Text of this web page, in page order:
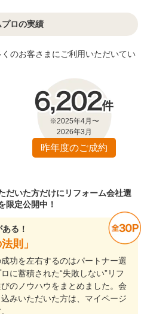
ロの実績
のお客さまにご利用いただいてい
※2025年4月〜
2026年3月
昨年度のご成約
だいた方だけにリフォーム会社選
限定公開中！
る！
則」
功を左右するのはパートナー選
に蓄積された“失敗しない”リフ
のノウハウをまとめました。会
みいただいた方は、マイページ